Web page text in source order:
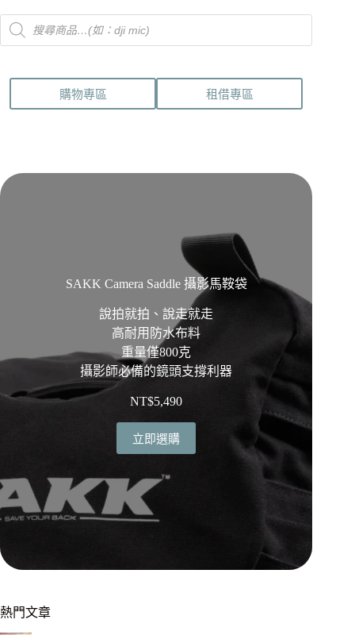
款
式。
Products
search
購物專區 租借專區
SAKK Camera Saddle 攝影馬鞍袋
說拍就拍、說走就走
高耐用防水布料
重量僅800克
攝影師必備的鏡頭支撐利器
NT$5,490
立即選購
熱門文章